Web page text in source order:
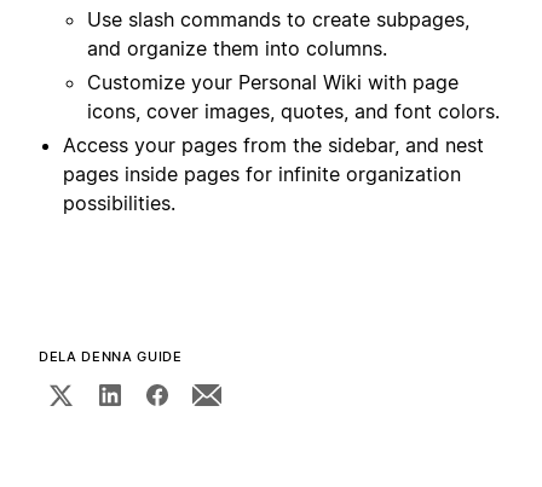
Use slash commands to create subpages,
and organize them into columns.
Customize your Personal Wiki with page
icons, cover images, quotes, and font colors.
Access your pages from the sidebar, and nest
pages inside pages for infinite organization
possibilities.
DELA DENNA GUIDE